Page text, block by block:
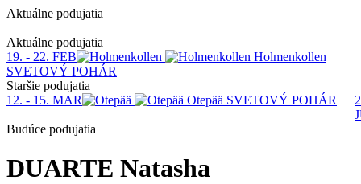
Aktuálne podujatia
Aktuálne podujatia
19. - 22. FEB
Holmenkollen
SVETOVÝ POHÁR
Staršie podujatia
12. - 15. MAR
Otepää SVETOVÝ POHÁR
Budúce podujatia
DUARTE Natasha